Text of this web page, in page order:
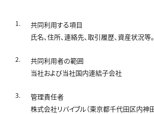
共同利用する項目
氏名、住所、連絡先、取引履歴、資産状況等。
共同利用者の範囲
当社および当社国内連結子会社
管理責任者
株式会社リバイブル（東京都千代田区内神